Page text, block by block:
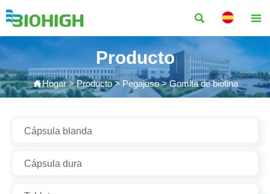
 
Producto
Hogar>Producto> Pegajoso>Gomita de biotina
Cápsula blanda
Cápsula dura